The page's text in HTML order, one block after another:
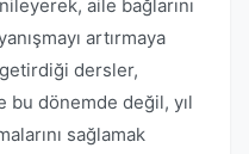
aile bağlarını
artırmaya
getirdiği dersler,
dönemde değil, yıl
sağlamak